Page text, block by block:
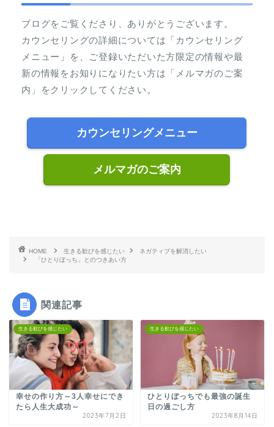
ブログをご覧くださり、ありがとうございます。
カウンセリングの詳細については「カウンセリング
メニュー」を、ご登録いただいた方限定の情報や最
新の情報をお知りになりたい方は「メルマガのご案
内」をクリックしてください。
カウンセリングメニュー
メルマガのご案内
HOME 生きる歓びを感じたい
ネガティブを解消したい
「ひとりぼっち」とのつきあい方
関連記事
生きる歓びを感じたい
幸せの作り方～3人幸せにでき
たら人生大成功～
2023年7月2日
生きる歓びを感じたい
ひとりぼっちでも最強の誕生
日の過ごし方
2023年8月14日